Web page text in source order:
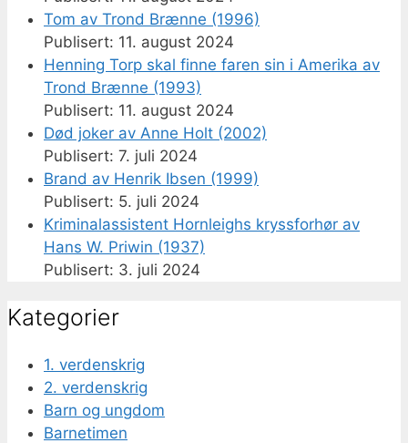
Tom av Trond Brænne (1996)
11. august 2024
Henning Torp skal finne faren sin i Amerika av
Trond Brænne (1993)
11. august 2024
Død joker av Anne Holt (2002)
7. juli 2024
Brand av Henrik Ibsen (1999)
5. juli 2024
Kriminalassistent Hornleighs kryssforhør av
Hans W. Priwin (1937)
3. juli 2024
Kategorier
1. verdenskrig
2. verdenskrig
Barn og ungdom
Barnetimen